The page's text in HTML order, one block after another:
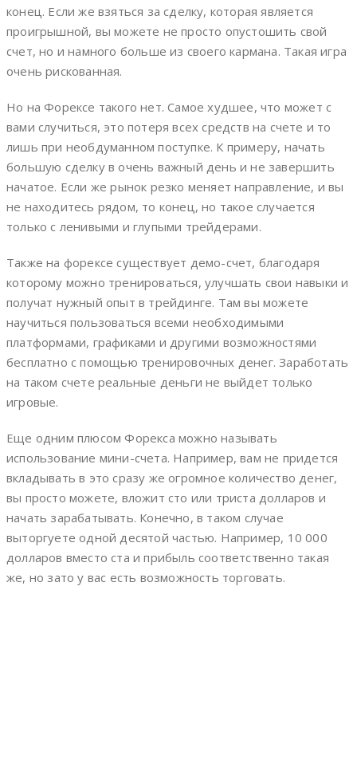
конец. Если же взяться за сделку, которая является
проигрышной, вы можете не просто опустошить свой
счет, но и намного больше из своего кармана. Такая игра
очень рискованная.
Но на Форексе такого нет. Самое худшее, что может с
вами случиться, это потеря всех средств на счете и то
лишь при необдуманном поступке. К примеру, начать
большую сделку в очень важный день и не завершить
начатое. Если же рынок резко меняет направление, и вы
не находитесь рядом, то конец, но такое случается
только с ленивыми и глупыми трейдерами.
Также на форексе существует демо-счет, благодаря
которому можно тренироваться, улучшать свои навыки и
получат нужный опыт в трейдинге. Там вы можете
научиться пользоваться всеми необходимыми
платформами, графиками и другими возможностями
бесплатно с помощью тренировочных денег. Заработать
на таком счете реальные деньги не выйдет только
игровые.
Еще одним плюсом Форекса можно называть
использование мини-счета. Например, вам не придется
вкладывать в это сразу же огромное количество денег,
вы просто можете, вложит сто или триста долларов и
начать зарабатывать. Конечно, в таком случае
выторгуете одной десятой частью. Например, 10 000
долларов вместо ста и прибыль соответственно такая
же, но зато у вас есть возможность торговать.